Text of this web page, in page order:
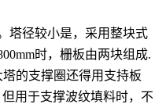
塔径较小是，采用整块式
时，栅板由两块组成.
的支撑圈还得用支持板
用于支撑波纹填料时，不